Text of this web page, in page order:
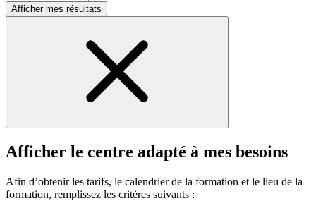
Afficher mes résultats
Afficher le centre adapté à mes besoins
Afin d’obtenir les tarifs, le calendrier de la formation et le lieu de la
formation, remplissez les critères suivants :